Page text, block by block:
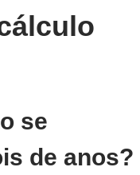
se
de anos?